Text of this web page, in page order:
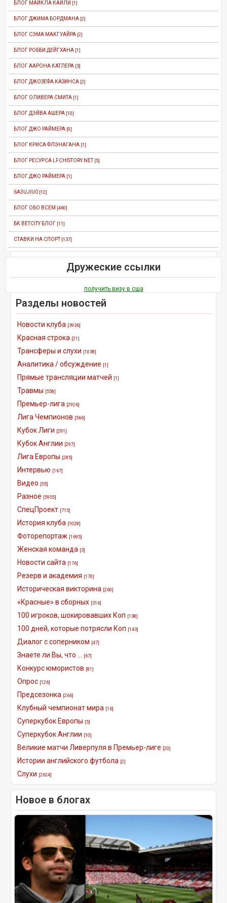
БЛОГ МАЙКЛА КАЙЛИ [1]
БЛОГ ДЖИМА БОРДМАНА [2]
БЛОГ СЭМА МАКГУАЙРА [2]
БЛОГ РОББИ ДЕЙГХАНА [1]
БЛОГ ААРОНА КАТЛЕРА [3]
БЛОГ ДЖОЗЕФА КАЗИНСА [2]
БЛОГ ОЛИВЕРА СМИТА [1]
БЛОГ ДЭЙВА АШЕРА [10]
БЛОГ ДЖО РАЙМЕРА [0]
БЛОГ КРИСА ФЛЭНАГАНА [1]
БЛОГ РЕСУРСА LFCHISTORY.NET [5]
БЛОГ ДЖО РАЙМЕРА [1]
6A3UJIU0 [12]
БЛОГ ОБО ВСЕМ [460]
БК BETCITY БЛОГ [11]
СТАВКИ НА СПОРТ [137]
Дружеские ссылки
получить визу в сша
Разделы новостей
Новости клуба [3936]
Красная строка [21]
Трансферы и слухи [1038]
Аналитика / обсуждение [1]
Прямые трансляции матчей [1]
Травмы [558]
Премьер-лига [2926]
Лига Чемпионов [566]
Кубок Лиги [291]
Кубок Англии [297]
Лига Европы [285]
Интервью [167]
Видео [55]
Разное [5955]
СпецПроект [715]
История клуба [1028]
Фоторепортаж [1695]
Женская команда [3]
Новости сайта [176]
Резерв и академия [170]
Историческая викторина [260]
«Красные» в сборных [314]
100 игроков, шокировавших Коп [138]
100 дней, которые потрясли Коп [143]
Диалог с соперником [47]
Знаете ли Вы, что ... [67]
Конкурс юмористов [81]
Опрос [126]
Предсезонка [266]
Клубный чемпионат мира [16]
Суперкубок Европы [5]
Суперкубок Англии [10]
Великие матчи Ливерпуля в Премьер-лиге [20]
Истории английского футбола [2]
Слухи [2624]
Новое в блогах